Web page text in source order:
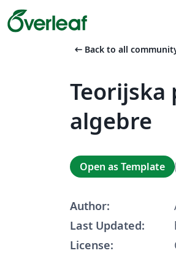
arrow_left_alt Back to all
Teorijska
algebre
Open as Template
Author:
Last Updated:
License: